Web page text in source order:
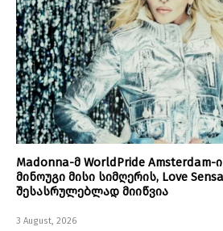
Madonna-მ WorldPride Amsterdam-
მინოუგი მისი სიმღერის, Love
შესასრულებლად მიიწვია
3 August, 2026